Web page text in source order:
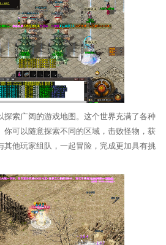
探索广阔的游戏地图。这个世界充满了各种
你可以随意探索不同的区域，击败怪物，获
其他玩家组队，一起冒险，完成更加具有挑